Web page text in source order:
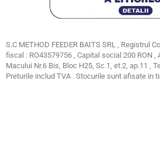
S.C METHOD FEEDER BAITS SRL , Registrul
fiscal : RO43579756 , Capital social 200 RON ,
Macului Nr.6 Bis, Bloc H25, Sc.1, et.2, ap.11 ,
Preturile includ TVA . Stocurile sunt afisate in